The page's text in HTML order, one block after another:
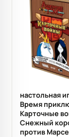
настольная
Время
Карточные
Снежный
против